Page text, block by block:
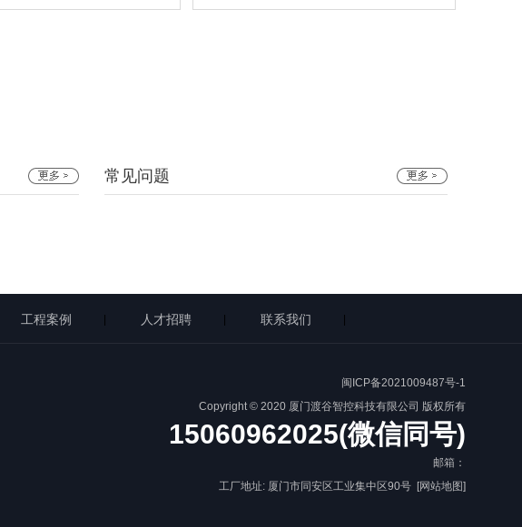
常见问题
工程案例 人才招聘 联系我们
闽ICP备2021009487号-1
Copyright © 2020 厦门渡谷智控科技有限公司 版权所有
15060962025(微信同号)
邮箱：
工厂地址: 厦门市同安区工业集中区90号 [网站地图]